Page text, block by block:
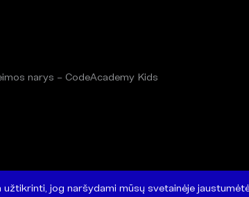
narys – CodeAcademy Kids
jog naršydami mūsų svetainėje